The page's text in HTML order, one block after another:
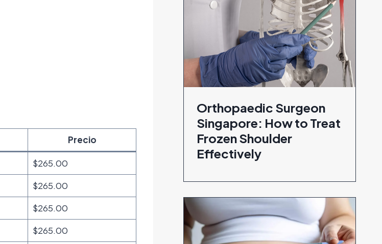
Precio
$265.00
$265.00
$265.00
$265.00
Orthopaedic Surgeon
Singapore: How to Treat
Frozen Shoulder
Effectively